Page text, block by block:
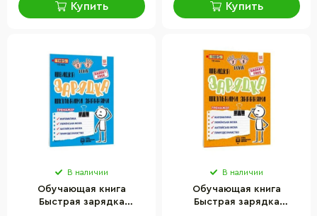
Купить Купить
В наличии
Обучающая книга
Быстрая зарядка
В наличии
Обучающая книга
Быстрая зарядка